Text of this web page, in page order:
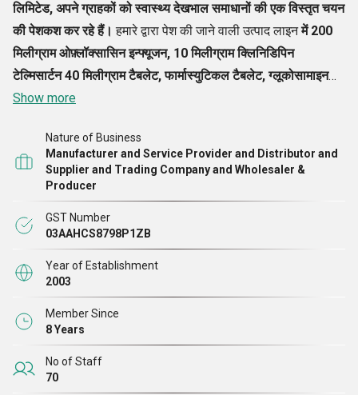
लिमिटेड, अपने ग्राहकों को स्वास्थ्य देखभाल समाधानों की एक विस्तृत चयन
की पेशकश कर रहे हैं। हमारे द्वारा पेश की जाने वाली उत्पाद लाइनमें 200
मिलीग्राम ओफ़्लॉक्सासिन इन्फ्यूजन, 10 मिलीग्राम क्लिनिडिपिन
टेल्मिसार्टन 40 मिलीग्राम टैबलेट, फार्मास्युटिकल टैबलेट, ग्लूकोसामाइन
सल्फेट टैबलेट, 5 एमजी एलिलेस्ट्रेनोल टैबलेट और कई उच्च गुणवत्ता वाले
सुधार करना रहा है और इसी कारण से, हमारी कंपनी का नाम सैनिटाइज़ के
रूप में गढ़ा गया। हमारी कंपनी के अद्वितीय कौशल और परिसंपत्तियों का लाभ
उठाते हुए, हम, एकनिर्माता
समाधान विकसित कर रहे हैं जो नवीन और अत्यधिक प्रभावी हैं।
Show more
Nature of Business
Manufacturer and Service Provider and Distributor and
Supplier and Trading Company and Wholesaler &
Producer
GST Number
03AAHCS8798P1ZB
Year of Establishment
2003
Member Since
8 Years
No of Staff
70